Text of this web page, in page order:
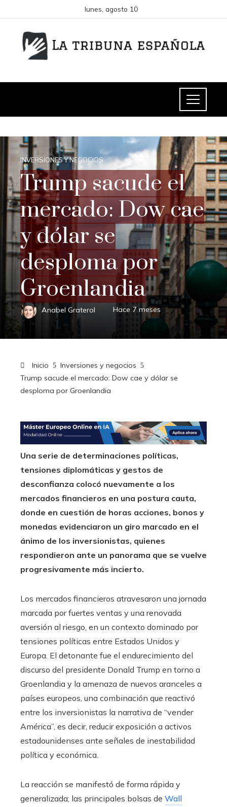
lunes, agosto 10
INVERSIONES Y NEGOCIOS
Trump sacude el
mercado: Dow cae
y dólar se
desploma por
Groenlandia
Anabel Graterol Hace 7 meses
Inicio
Inversiones y negocios
Trump sacude el mercado: Dow cae y dólar se
desploma por Groenlandia
Una serie de determinaciones políticas,
tensiones diplomáticas y gestos de
desconfianza colocó nuevamente a los
mercados financieros en una postura cauta,
donde en cuestión de horas acciones, bonos y
monedas evidenciaron un giro marcado en el
ánimo de los inversionistas, quienes
respondieron ante un panorama que se vuelve
progresivamente más incierto.
Los mercados financieros atravesaron una jornada
marcada por fuertes ventas y una renovada
aversión al riesgo, en un contexto dominado por
tensiones políticas entre Estados Unidos y
Europa. El detonante fue el endurecimiento del
discurso del presidente Donald Trump en torno a
Groenlandia y la amenaza de nuevos aranceles a
países europeos, una combinación que reactivó
entre los inversionistas la narrativa de “vender
América”, es decir, reducir exposición a activos
estadounidenses ante señales de inestabilidad
política y económica.
La reacción se manifestó de forma rápida y
generalizada; las principales bolsas de Wall